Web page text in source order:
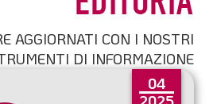
AGGIORNATI CON I NOSTRI
DI INFORMAZIONE
04